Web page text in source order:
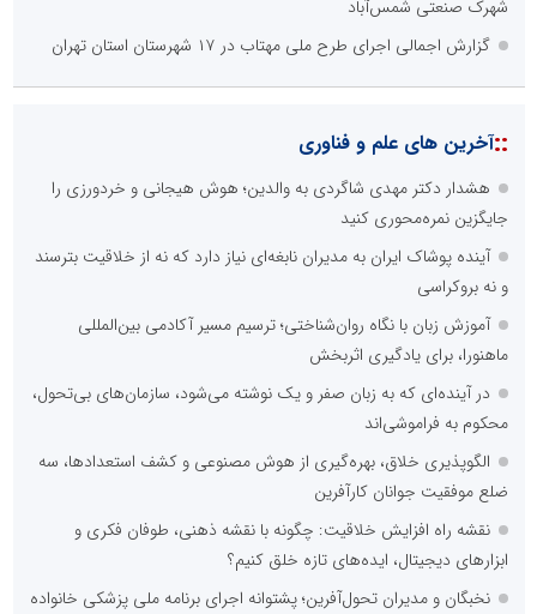
شهرک صنعتی شمس‌آباد
گزارش اجمالی اجرای طرح ملی مهتاب در ۱۷ شهرستان استان تهران
::آخرین های علم و فناوری
هشدار دکتر مهدی شاگردی به والدین؛ هوش هیجانی و خردورزی را
جایگزین نمره‌محوری کنید
آینده پوشاک ایران به مدیران نابغه‌ای نیاز دارد که نه از خلاقیت بترسند
و نه بروکراسی
آموزش زبان با نگاه روان‌شناختی؛ ترسیم مسیر آکادمی بین‌المللی
ماهنورا، برای یادگیری اثربخش
در آینده‌ای که به زبان صفر و یک نوشته می‌شود، سازمان‌های بی‌تحول،
محکوم به فراموشی‌اند
الگوپذیری خلاق، بهره‌گیری از هوش مصنوعی و کشف استعدادها، سه
ضلع موفقیت جوانان کارآفرین
نقشه راه افزایش خلاقیت: چگونه با نقشه ذهنی، طوفان فکری و
ابزارهای دیجیتال، ایده‌های تازه خلق کنیم؟
نخبگان و مدیران تحول‌آفرین؛ پشتوانه اجرای برنامه ملی پزشکی خانواده